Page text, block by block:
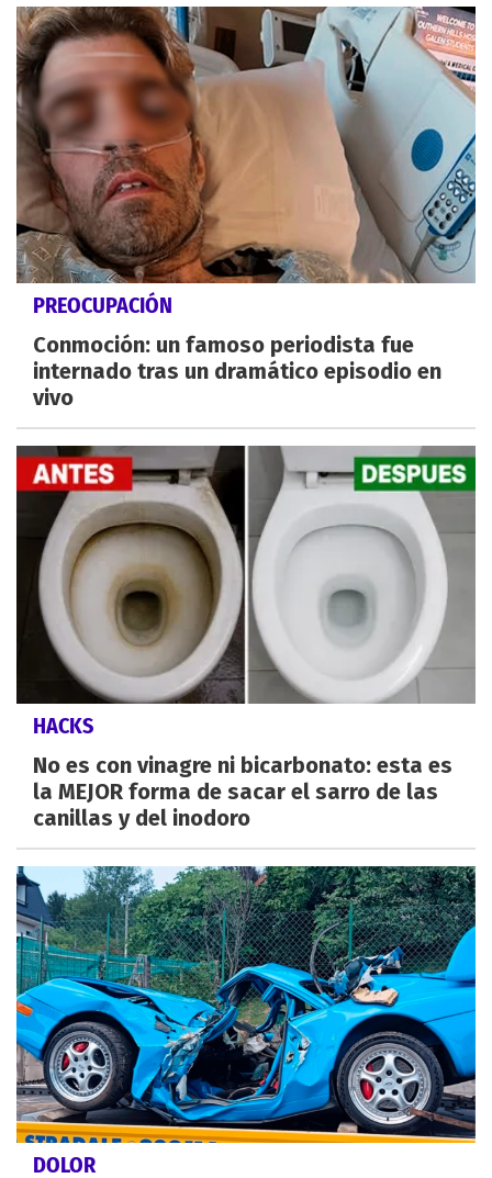
PREOCUPACIÓN
Conmoción: un famoso periodista fue
internado tras un dramático episodio en
vivo
HACKS
No es con vinagre ni bicarbonato: esta es
la MEJOR forma de sacar el sarro de las
canillas y del inodoro
DOLOR